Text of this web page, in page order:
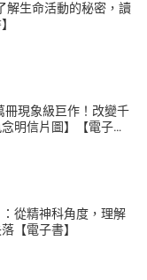
解生命活動的秘密，讀
冊現象級巨作！改變千
明信片圖】【電子
從精神科角度，理解
【電子書】